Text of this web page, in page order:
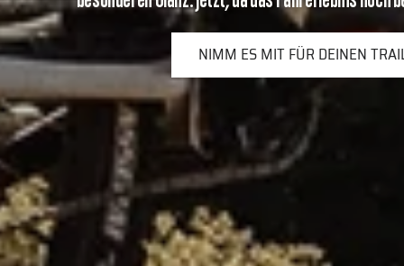
NIMM ES MIT FÜR DEINEN